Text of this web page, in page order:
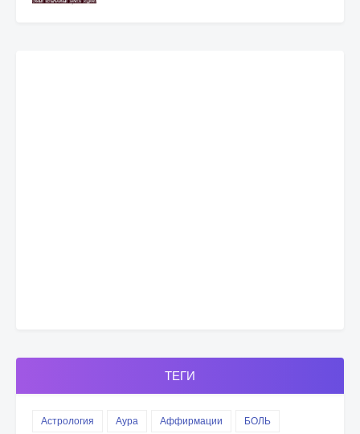
ТЕГИ
Астрология Аура Аффирмации
БОЛЬ